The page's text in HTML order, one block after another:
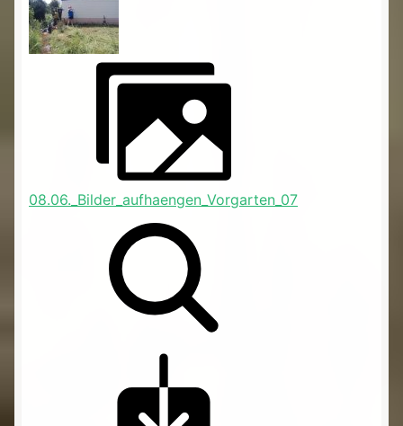
08.06._Bilder_aufhaengen_Vorgarten_07